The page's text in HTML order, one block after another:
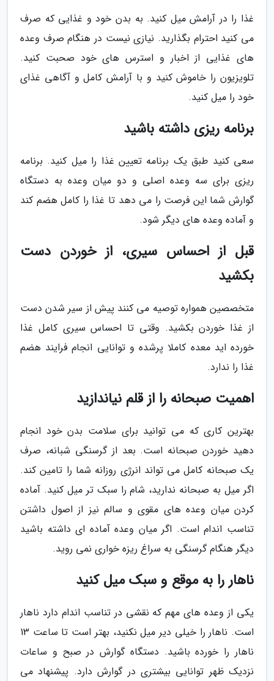
غذا را در آرامش میل کنید. به بدن خود و غذایی که صرف
می کنید احترام بگذارید. نیازی نیست در هنگام صرف وعده
های غذایی از اخبار و استرس های خود صحبت کنید.
تلویزیون را خاموش کنید و با آرامش کامل و آگاهی غذای
خود را میل کنید.
برنامه ریزی داشته باشید
سعی کنید طبق یک برنامه تعیین غذا را میل کنید. برنامه
ریزی برای سه وعده اصلی و دو میان وعده به دستگاه
گوارش شما این فرصت را می دهد تا غذا را کامل هضم کند
و آماده وعده های دیگر شود.
قبل از احساس سیری، از خوردن دست
بکشید
متخصصین همواره توصیه می کنند پیش از سیر شدن دست
از غذا خوردن بکشید. وقتی تا احساس سیری کامل غذا
خورده اید معده کاملا پرشده و توانایی انجام فرایند هضم
غذا را ندارد.
اهمیت صبحانه را از قلم نیاندازید
بهترین کاری که می توانید برای سلامت بدن خود انجام
دهید خوردن صبحانه است. بعد از گرسنگی شبانه، صرف
یک صبحانه کامل می تواند انرژی روزانه شما را تامین کند.
اگر میل به صبحانه ندارید، شام را سبک تر میل کنید. آماده
کردن میان وعده های مقوی و سالم نیز از اصول داشتن
تناسب اندام است. اگر میان وعده آماده ای داشته باشید
دیگر هنگام گرسنگی به سراغ ریزه خواری نمی روید.
ناهار را به موقع و سبک میل کنید
یکی از وعده های مهم که نقشی در تناسب اندام دارد ناهار
است. ناهار را خیلی دیر میل نکنید، بهتر است تا ساعت 13
ناهار را خورده باشید. دستگاه گوارش در صبح و ساعات
نزدیک ظهر توانایی بیشتری در گوارش دارد. پیشنهاد می